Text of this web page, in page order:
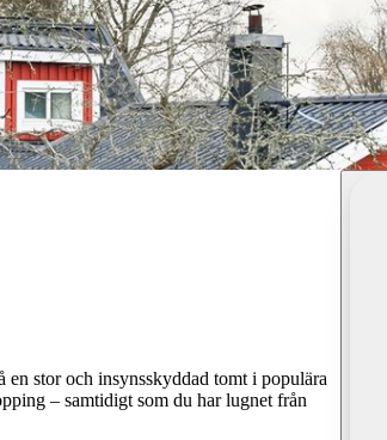
stor och insynsskyddad tomt i populära
– samtidigt som du har lugnet från